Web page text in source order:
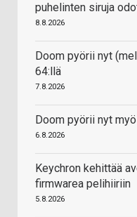
puhelinten siruja
8.8.2026
Doom pyörii nyt
64:llä
7.8.2026
Doom pyörii nyt
6.8.2026
Keychron kehittää
firmwarea pelihiiriin
5.8.2026